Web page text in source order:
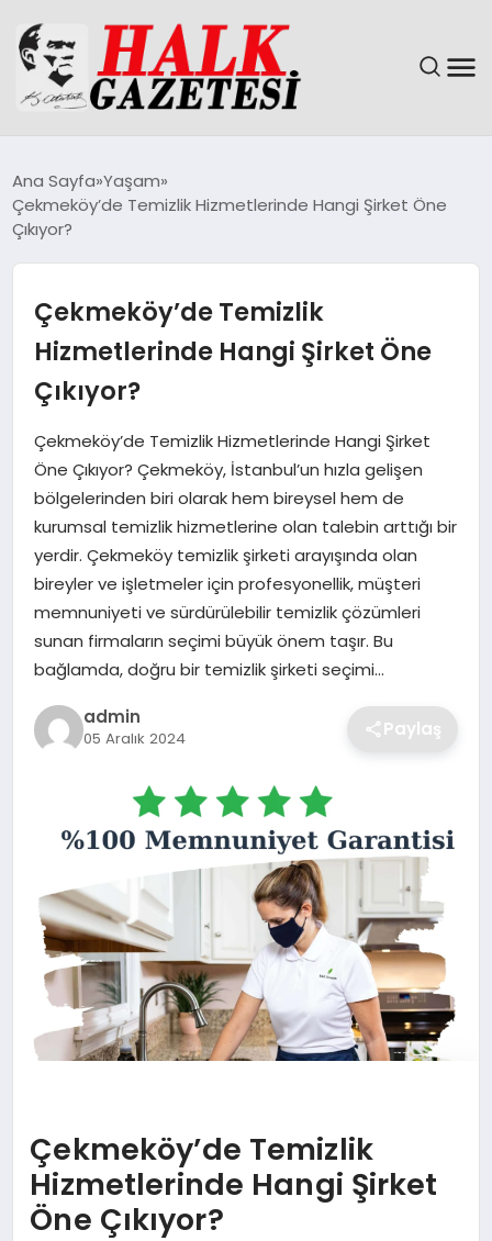
DÜNYA
EKONOMI
MAGAZIN
SAĞLIK
SIYASET
SPOR
TEKNOLOJI
YAŞAM
Ana Sayfa Yaşam
Çekmeköy’de Temizlik Hizmetlerinde Hangi Şirket Öne
Çıkıyor?
Çekmeköy’de Temizlik
Hizmetlerinde Hangi Şirket Öne
Çıkıyor?
Çekmeköy’de Temizlik Hizmetlerinde Hangi Şirket
Öne Çıkıyor? Çekmeköy, İstanbul’un hızla gelişen
bölgelerinden biri olarak hem bireysel hem de
kurumsal temizlik hizmetlerine olan talebin arttığı bir
yerdir. Çekmeköy temizlik şirketi arayışında olan
bireyler ve işletmeler için profesyonellik, müşteri
memnuniyeti ve sürdürülebilir temizlik çözümleri
sunan firmaların seçimi büyük önem taşır. Bu
bağlamda, doğru bir temizlik şirketi seçimi…
admin
05 Aralık 2024 Paylaş
Çekmeköy’de Temizlik
Hizmetlerinde Hangi Şirket
Öne Çıkıyor?